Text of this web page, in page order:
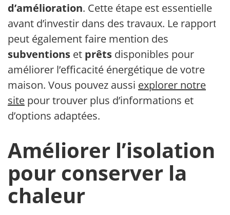
d’amélioration. Cette étape est essentielle
avant d’investir dans des travaux. Le rapport
peut également faire mention des
subventions et prêts disponibles pour
améliorer l’efficacité énergétique de votre
maison. Vous pouvez aussi explorer notre
site pour trouver plus d’informations et
d’options adaptées.
Améliorer l’isolation
pour conserver la
chaleur